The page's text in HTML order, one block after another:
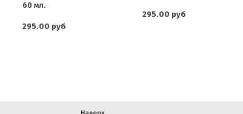
60 мл.
295.00 руб
295.00 руб